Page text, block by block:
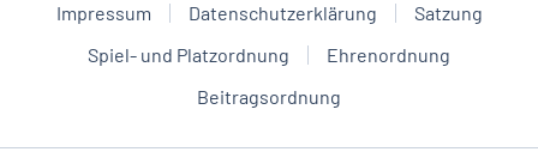
Impressum Datenschutzerklärung
Satzung
Spiel- und Platzordnung
Ehrenordnung
Beitragsordnung